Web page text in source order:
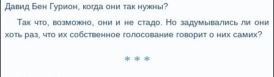
Давид Бен Гурион, когда они так нужны?
Так что, возможно, они и не стадо. Но задумывались ли они
хоть раз, что их собственное голосование говорит о них самих?
* * *